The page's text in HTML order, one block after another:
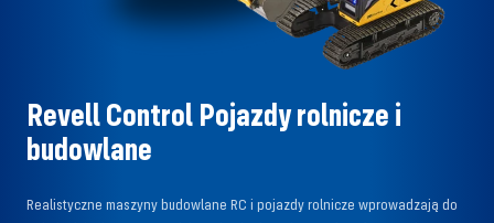
Revell Control Pojazdy rolnicze i
budowlane
Realistyczne maszyny budowlane RC i pojazdy rolnicze wprowadzają do